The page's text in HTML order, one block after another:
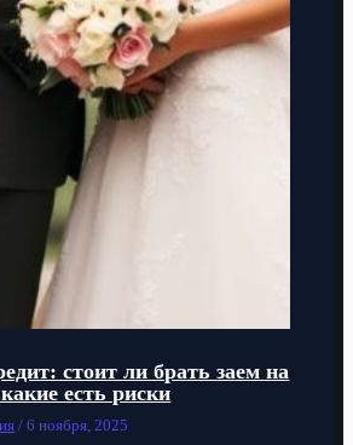
стоит ли брать заем на
есть риски
/6 ноября, 2025